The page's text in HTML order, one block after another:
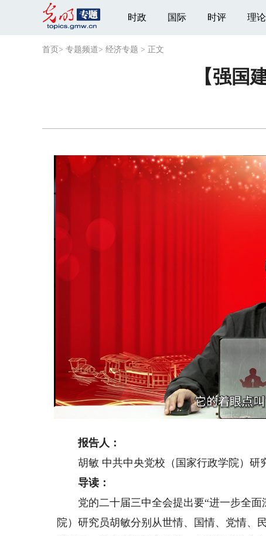
时政 国际 时评 理论
首页 > 专题频道> 经济专题 > 正文
【强国
:
报告人：
胡敏 中共中央党校（国家行政学院）研
导读：
党的二十届三中全会提出要“进一步全面
院）研究员胡敏分别从世情、国情、党情、